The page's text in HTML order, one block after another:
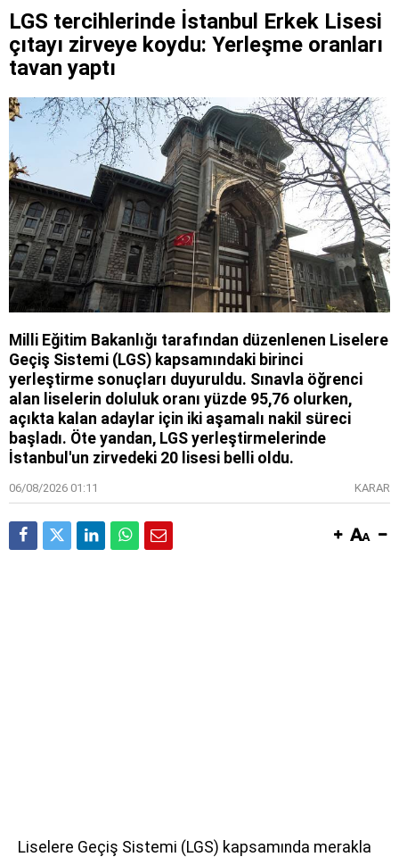
LGS tercihlerinde İstanbul Erkek Lisesi
çıtayı zirveye koydu: Yerleşme oranları
tavan yaptı
Milli Eğitim Bakanlığı tarafından düzenlenen Liselere
Geçiş Sistemi (LGS) kapsamındaki birinci
yerleştirme sonuçları duyuruldu. Sınavla öğrenci
alan liselerin doluluk oranı yüzde 95,76 olurken,
açıkta kalan adaylar için iki aşamalı nakil süreci
başladı. Öte yandan, LGS yerleştirmelerinde
İstanbul'un zirvedeki 20 lisesi belli oldu.
06/08/2026 01:11 KARAR
Liselere Geçiş Sistemi (LGS) kapsamında merakla